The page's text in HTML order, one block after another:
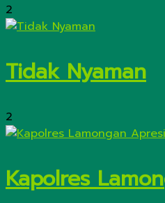
2
Tidak Nyaman
2
Kapolres